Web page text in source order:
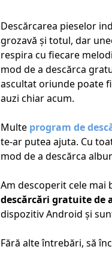
Descărcarea pieselor
grozavă și totul, dar
respira cu fiecare
mod de a descărca
ascultat oriunde poate
auzi chiar acum.
Multe program de
te-ar putea ajuta. Cu
mod de a descărca
Am descoperit cele mai
descărcări gratuite de
dispozitiv Android și
Fără alte întrebări, să